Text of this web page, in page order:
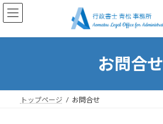
コ
ン
ン
ナ
ビ
ー
お問合せ
トップページ お問合せ